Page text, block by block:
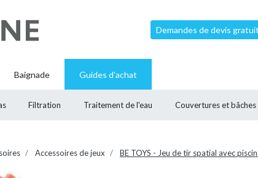
Demandes de devis
Baignade Guides d'achat
Filtration Traitement de l'eau Couvertures et bâches
Accessoires de jeux BE TOYS - Jeu de tir spatial avec